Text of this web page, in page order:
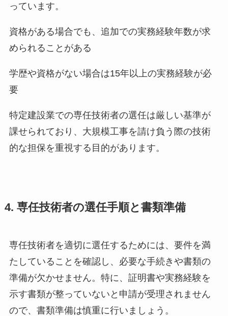
っています。
資格がある場合でも、追加での実務経験年数が求
められることがある
学歴や資格がない場合は15年以上の実務経験が必
要
特定建設業での専任技術者の選任は厳しい基準が
課せられており、大規模工事を請け負う際の技術
的な担保を重視する目的があります。
4. 専任技術者の選任手順と書類準備
専任技術者を適切に選任するためには、要件を満
たしていることを確認し、必要な手続きや書類の
準備が欠かせません。特に、証明書や実務経験を
示す書類が整っていないと申請が受理されません
ので、書類準備は慎重に行いましょう。